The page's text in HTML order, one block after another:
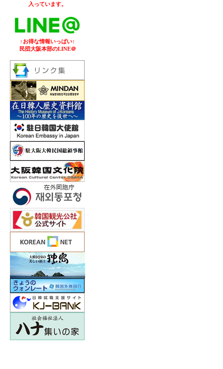
入っています。
↑お得な情報いっぱい↑
民団大阪本部のLINE＠